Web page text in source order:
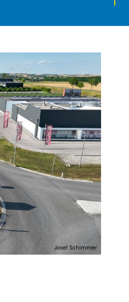
Josef Schimmer